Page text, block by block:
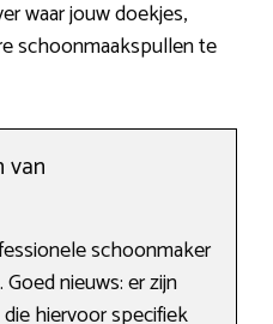
waar jouw doekjes,
schoonmaakspullen te
van
schoonmaker
nieuws: er zijn
hiervoor specifiek